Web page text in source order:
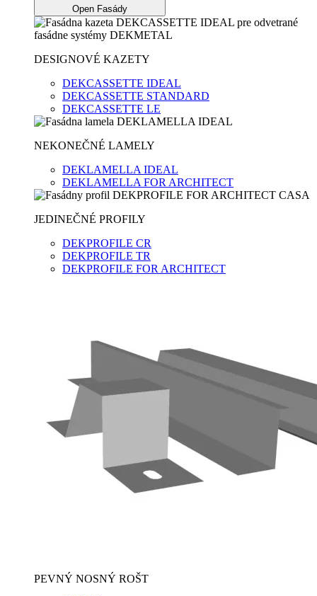
Open Fasády
DESIGNOVÉ KAZETY
DEKCASSETTE IDEAL
DEKCASSETTE STANDARD
DEKCASSETTE LE
NEKONEČNÉ LAMELY
DEKLAMELLA IDEAL
DEKLAMELLA FOR ARCHITECT
JEDINEČNÉ PROFILY
DEKPROFILE CR
DEKPROFILE TR
DEKPROFILE FOR ARCHITECT
PEVNÝ NOSNÝ ROŠT